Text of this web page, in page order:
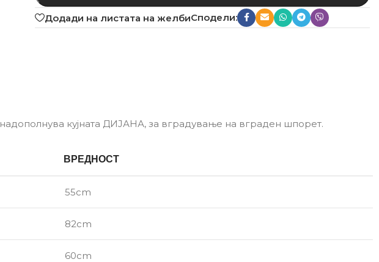
Додади на листата на желбиСподели:
кујната ДИЈАНА, за вградување на вграден шпорет.
ВРЕДНОСТ
55cm
82cm
60cm